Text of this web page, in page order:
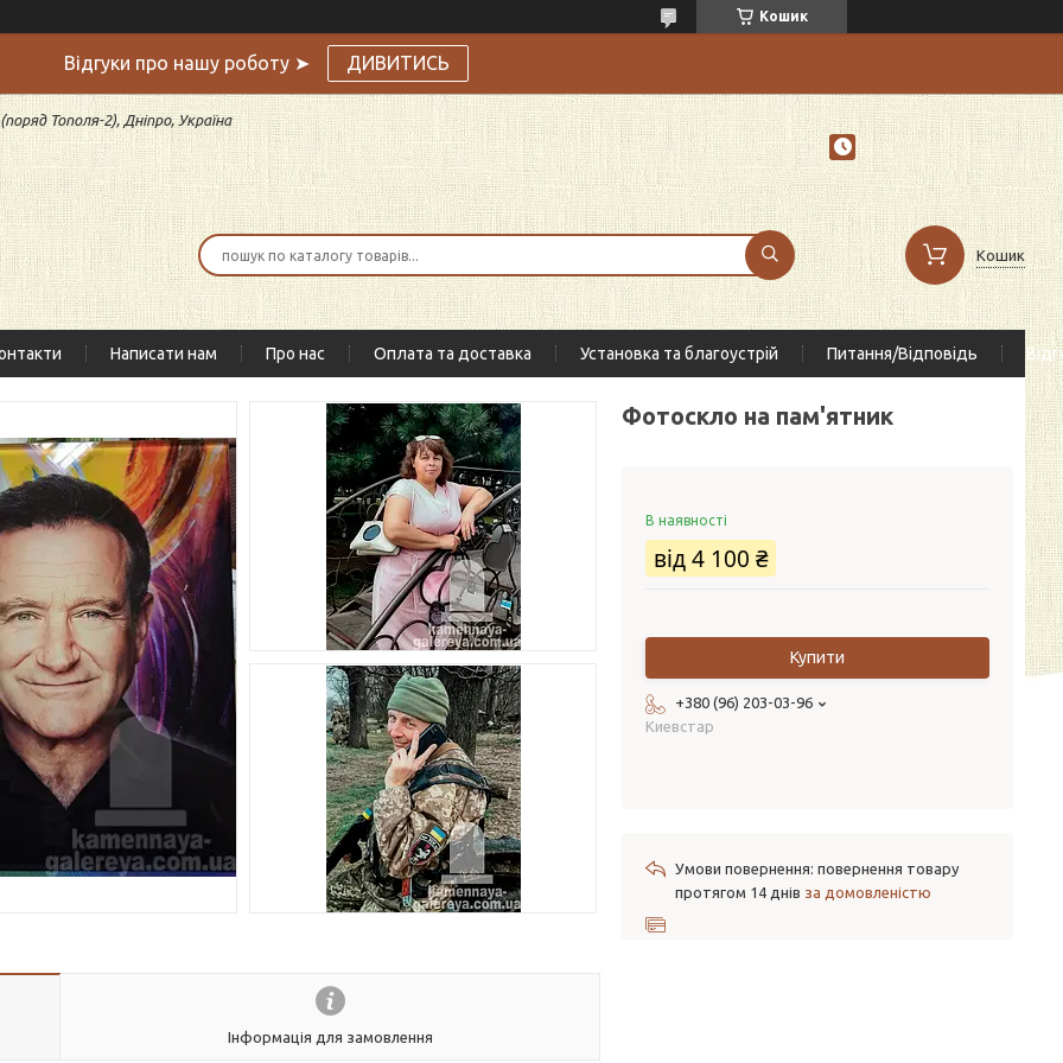
Кошик
Відгуки про нашу роботу ➤ ДИВИТИСЬ
Тополя-2), Дніпро, Україна
Кошик
Написати нам Про нас Оплата та доставка Установка та благоустрій Питання/Відповідь
Інформація для замовлення
Фотоскло на пам'ятник
В наявності
від4 100 ₴
Купити
+380 (96) 203-03-96
Киевстар
повернення товару
протягом 14 днів за домовленістю